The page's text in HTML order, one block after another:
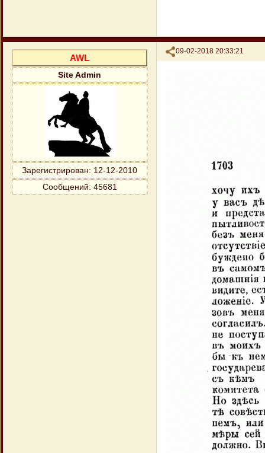
Поделиться
09-02-2018 20:33:21
AWL
Site Admin
Зарегистрирован: 12-12-2010
Сообщений: 45681